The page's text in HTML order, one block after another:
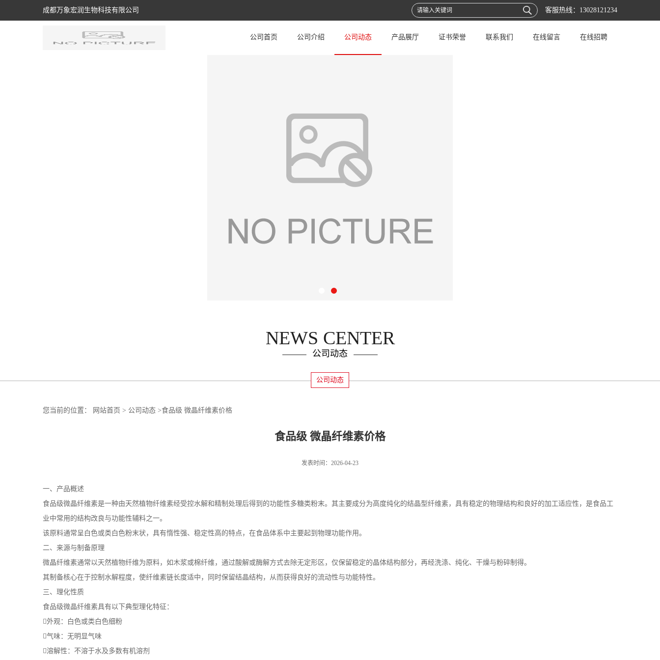
成都万象宏润生物科技有限公司 客服热线： 13028121234
公司首页 公司介绍 公司动态 产品展厅 证书荣誉 联系我们 在线留言 在线招聘
NEWS CENTER
公司动态
公司动态
您当前的位置： 网站首页 > 公司动态 >食品级 微晶纤维素价格
食品级 微晶纤维素价格
发表时间：2026-04-23
一、产品概述
食品级微晶纤维素是一种由天然植物纤维素经受控水解和精制处理后得到的功能性多糖类粉末。其主要成分为高度纯化的结晶型纤维素，具有稳定的物理结构和良好的加工适应性，是食品工
业中常用的结构改良与功能性辅料之一。
该原料通常呈白色或类白色粉末状，具有惰性强、稳定性高的特点，在食品体系中主要起到物理功能作用。
二、来源与制备原理
微晶纤维素通常以天然植物纤维为原料，如木浆或棉纤维，通过酸解或酶解方式去除无定形区，仅保留稳定的晶体结构部分，再经洗涤、纯化、干燥与粉碎制得。
其制备核心在于控制水解程度，使纤维素链长度适中，同时保留结晶结构，从而获得良好的流动性与功能特性。
三、理化性质
食品级微晶纤维素具有以下典型理化特征：
外观：白色或类白色细粉
气味：无明显气味
溶解性：不溶于水及多数有机溶剂